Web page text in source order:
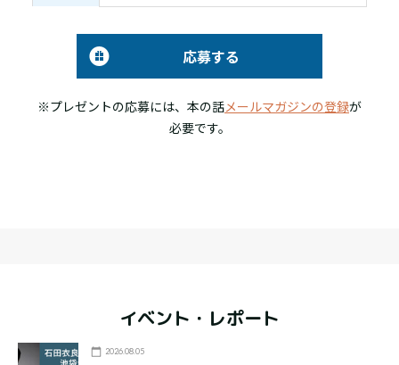
応募する
※プレゼントの応募には、本の話メールマガジンの登録が
必要です。
イベント・レポート
2026.08.05